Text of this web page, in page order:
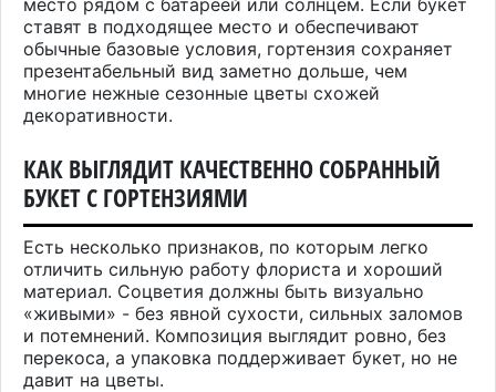
ставят в подходящее место и обеспечивают
обычные базовые условия, гортензия сохраняет
презентабельный вид заметно дольше, чем
многие нежные сезонные цветы схожей
декоративности.
КАК ВЫГЛЯДИТ КАЧЕСТВЕННО СОБРАННЫЙ
БУКЕТ С ГОРТЕНЗИЯМИ
Есть несколько признаков, по которым легко
отличить сильную работу флориста и хороший
материал. Соцветия должны быть визуально
«живыми» - без явной сухости, сильных заломов
и потемнений. Композиция выглядит ровно, без
перекоса, а упаковка поддерживает букет, но не
давит на цветы.